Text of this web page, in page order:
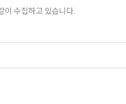
이 수집하고 있습니다.